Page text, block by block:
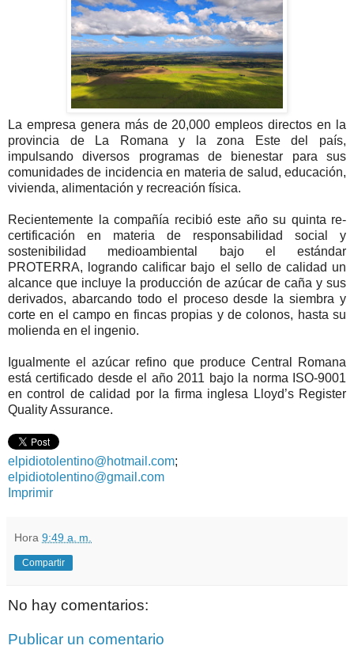
La empresa genera más de 20,000 empleos directos en la
provincia de La Romana y la zona Este del país,
impulsando diversos programas de bienestar para sus
comunidades de incidencia en materia de salud, educación,
vivienda, alimentación y recreación física.
Recientemente la compañía recibió este año su quinta re-
certificación en materia de responsabilidad social y
sostenibilidad medioambiental bajo el estándar
PROTERRA, logrando calificar bajo el sello de calidad un
alcance que incluye la producción de azúcar de caña y sus
derivados, abarcando todo el proceso desde la siembra y
corte en el campo en fincas propias y de colonos, hasta su
molienda en el ingenio.
Igualmente el azúcar refino que produce Central Romana
está certificado desde el año 2011 bajo la norma ISO-9001
en control de calidad por la firma inglesa Lloyd’s Register
Quality Assurance.
elpidiotolentino@hotmail.com;
elpidiotolentino@gmail.com
Imprimir
Hora 9:49 a. m.
Compartir
No hay comentarios:
Publicar un comentario